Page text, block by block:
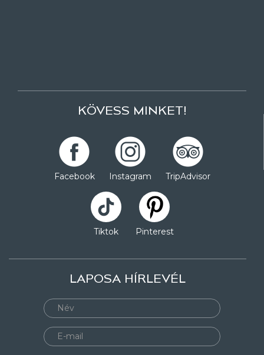
KÖVESS MINKET!
Facebook Instagram TripAdvisor
Tiktok Pinterest
LAPOSA HÍRLEVÉL